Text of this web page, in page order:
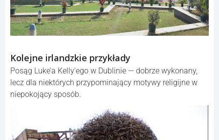
Kolejne irlandzkie przykłady
Posąg Luke’a Kelly’ego w Dublinie — dobrze wykonany,
lecz dla niektórych przypominający motywy religijne w
niepokojący sposób.